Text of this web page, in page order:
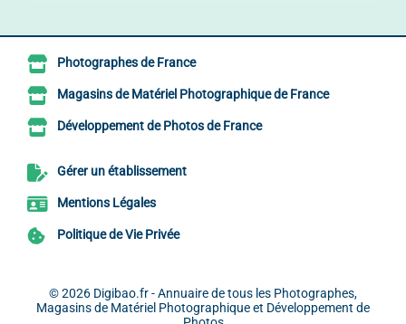
Photographes de France
Magasins de Matériel Photographique de France
Développement de Photos de France
Gérer un établissement
Mentions Légales
Politique de Vie Privée
© 2026 Digibao.fr - Annuaire de tous les Photographes,
Magasins de Matériel Photographique et Développement de